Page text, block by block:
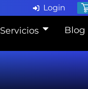
Login
Servicios
Pide cita en Taller
Finaciación
Blog